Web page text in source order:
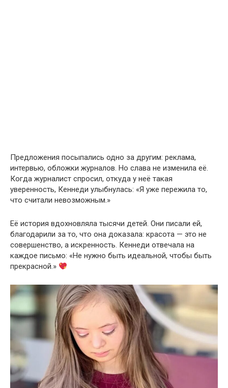
Предложения посыпались одно за другим: реклама,
интервью, обложки журналов. Но слава не изменила её.
Когда журналист спросил, откуда у неё такая
уверенность, Кеннеди улыбнулась: «Я уже пережила то,
что считали невозможным.»
Её история вдохновляла тысячи детей. Они писали ей,
благодарили за то, что она доказала: красота — это не
совершенство, а искренность. Кеннеди отвечала на
каждое письмо: «Не нужно быть идеальной, чтобы быть
прекрасной.»